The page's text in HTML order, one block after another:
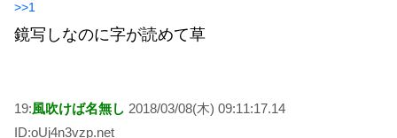
>>1
鏡写しなのに字が読めて草
19:風吹けば名無し 2018/03/08(木) 09:11:17.14
ID:oUj4n3vzp.net